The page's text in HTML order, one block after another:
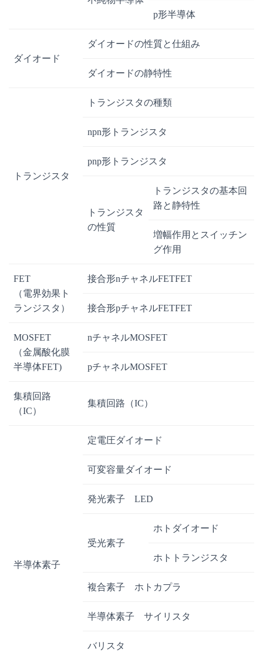
p形半導体
ダイオード
ダイオードの性質と仕組み
ダイオードの静特性
トランジスタ
トランジスタの種類
npn形トランジスタ
pnp形トランジスタ
トランジスタ
の性質
トランジスタの基本回
路と静特性
増幅作用とスイッチン
グ作用
FET
（電界効果ト
ランジスタ）
接合形nチャネルFETFET
接合形pチャネルFETFET
MOSFET
（金属酸化膜
半導体FET)
nチャネルMOSFET
pチャネルMOSFET
集積回路
（IC）
集積回路（IC）
半導体素子
定電圧ダイオード
可変容量ダイオード
発光素子 LED
受光素子
ホトダイオード
ホトトランジスタ
複合素子 ホトカプラ
半導体素子 サイリスタ
バリスタ